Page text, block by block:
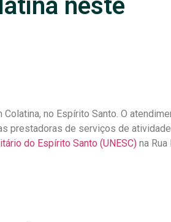
neste
no Espírito Santo. O
prestadoras de serviços de
do Espírito Santo (UNESC) na